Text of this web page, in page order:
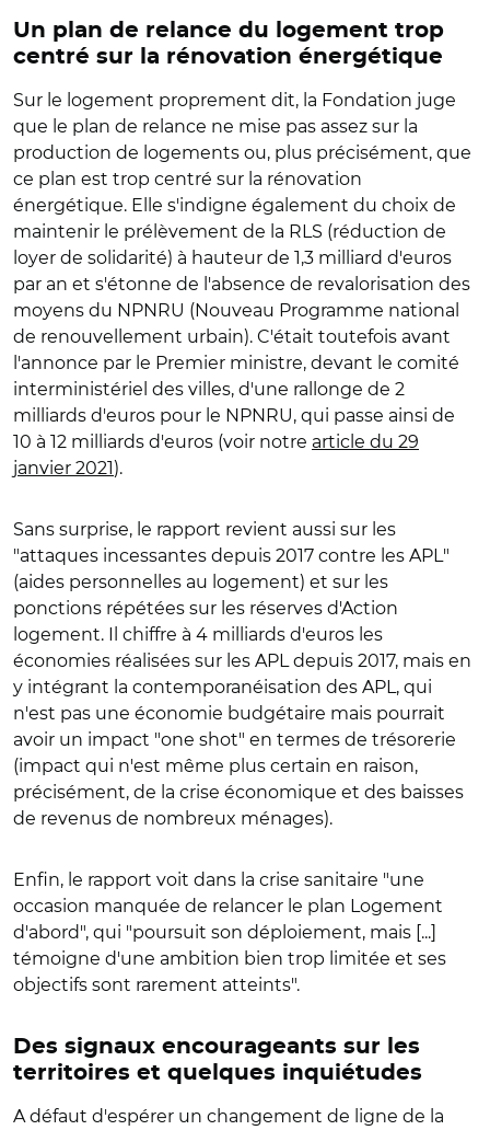
Un plan de relance du logement trop
centré sur la rénovation énergétique
Sur le logement proprement dit, la Fondation juge
que le plan de relance ne mise pas assez sur la
production de logements ou, plus précisément, que
ce plan est trop centré sur la rénovation
énergétique. Elle s'indigne également du choix de
maintenir le prélèvement de la RLS (réduction de
loyer de solidarité) à hauteur de 1,3 milliard d'euros
par an et s'étonne de l'absence de revalorisation des
moyens du NPNRU (Nouveau Programme national
de renouvellement urbain). C'était toutefois avant
l'annonce par le Premier ministre, devant le comité
interministériel des villes, d'une rallonge de 2
milliards d'euros pour le NPNRU, qui passe ainsi de
10 à 12 milliards d'euros (voir notre article du 29
janvier 2021).
Sans surprise, le rapport revient aussi sur les
"attaques incessantes depuis 2017 contre les APL"
(aides personnelles au logement) et sur les
ponctions répétées sur les réserves d'Action
logement. Il chiffre à 4 milliards d'euros les
économies réalisées sur les APL depuis 2017, mais en
y intégrant la contemporanéisation des APL, qui
n'est pas une économie budgétaire mais pourrait
avoir un impact "one shot" en termes de trésorerie
(impact qui n'est même plus certain en raison,
précisément, de la crise économique et des baisses
de revenus de nombreux ménages).
Enfin, le rapport voit dans la crise sanitaire "une
occasion manquée de relancer le plan Logement
d'abord", qui "poursuit son déploiement, mais [...]
témoigne d'une ambition bien trop limitée et ses
objectifs sont rarement atteints".
Des signaux encourageants sur les
territoires et quelques inquiétudes
A défaut d'espérer un changement de ligne de la